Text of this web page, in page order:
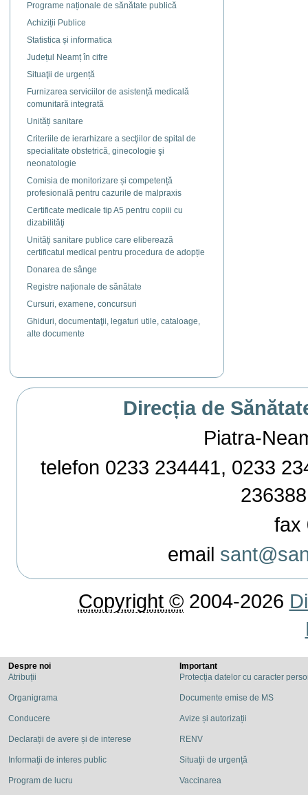
Programe naționale de sănătate publică
Achiziții Publice
Statistica și informatica
Județul Neamț în cifre
Situaţii de urgență
Furnizarea serviciilor de asistență medicală
comunitară integrată
Unități sanitare
Criteriile de ierarhizare a secţiilor de spital de
specialitate obstetrică, ginecologie şi
neonatologie
Comisia de monitorizare și competență
profesională pentru cazurile de malpraxis
Certificate medicale tip A5 pentru copiii cu
dizabilităţi
Unități sanitare publice care eliberează
certificatul medical pentru procedura de adopție
Donarea de sânge
Registre naţionale de sănătate
Cursuri, examene, concursuri
Ghiduri, documentaţii, legaturi utile, cataloage,
alte documente
Direcția de
Piatra-
telefon 0233 234441, 0233
fax
email
Copyright ©2004-2026
Despre noi
Atribuții
Organigrama
Conducere
Declarații de avere și de interese
Informaţii de interes public
Program de lucru
Important
Protecția datelor cu caracter
Documente emise de MS
Avize și autorizații
RENV
Situaţii de urgență
Vaccinarea